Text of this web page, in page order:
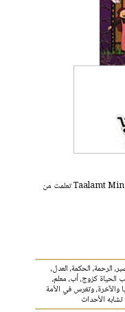
Taalamt Min Sirah al-Rasul (Sala Allah Alayh Wasalam) تعلمت من
الرحمة، الحكمة، العدل،
الحياة كزوج، أب، معلم،
والآخرة، وتغرس في الأمة
الأحداث